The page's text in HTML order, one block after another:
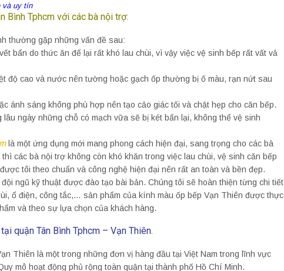
và uy tín
Bình Tphcm với các bà nội trợ:
thường gặp những vấn đề sau:
bẩn do thức ăn để lại rất khó lau chùi, vì vậy việc vệ sinh bếp rất vất vả
độ cao và nước nên tường hoặc gạch ốp thường bị ố màu, rạn nứt sau
ánh sáng không phù hợp nên tạo cảo giác tối và chật hẹp cho căn bếp.
ngày những chỗ có mạch vữa sẽ bị két bẩn lại, không thể vệ sinh
là một ứng dụng mới mang phong cách hiện đại, sang trọng cho các bà
các bà nội trợ không còn khó khăn trong việc lau chùi, vệ sinh căn bếp
tôi theo chuẩn và công nghệ hiện đại nên rất an toàn và bền đẹp.
ngũ kỹ thuật được đào tạo bài bản. Chúng tôi sẽ hoàn thiện từng chi tiết
ổ điện, công tắc,… sản phẩm của kính màu ốp bếp Vạn Thiên được thực
và theo sự lựa chọn của khách hàng.
quận Tân Bình Tphcm – Vạn Thiên.
Thiên là một trong những đơn vị hàng đầu tại Việt Nam trong lĩnh vực
mô hoạt động phủ rộng toàn quận tại thành phố Hồ Chí Minh.